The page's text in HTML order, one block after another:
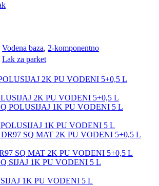
Vodena baza, 2-komponentno
Lak za parket
2K PU VODENI 5+0,5 L
1K PU VODENI 5 L
SQ MAT 2K PU VODENI 5+0,5 L
1K PU VODENI 5 L